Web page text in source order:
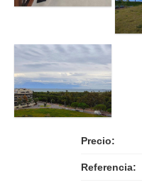
Precio:
Referencia: